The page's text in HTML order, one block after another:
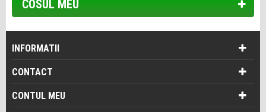
COSUL MEU
INFORMATII
CONTACT
CONTUL MEU